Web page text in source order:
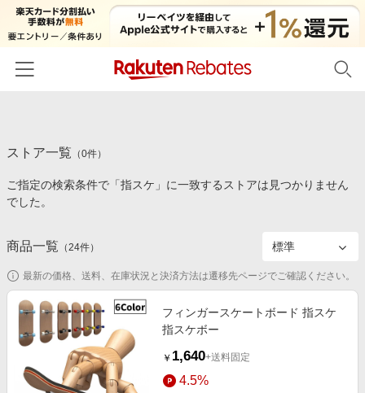
カテゴリー一覧
百貨店・総合ECモール
食品・スイーツ・お酒
コスメ・健康・医薬品
キッズ・ベビー用品
家電・PC・スマホ・カメラ
エンタメ
イベント一覧
初回購入者限定特典
対象ストア新規限定特典
新着ストアのご紹介
電子書籍特集
楽天ペイ導入ストア
楽天サービス特集
楽天IDでログイン/会員登録
ストア一覧 （0件）
ご指定の検索条件で「指スケ」に一致するストアは見つかりません
でした。
商品一覧 （24件）
最新の価格、送料、在庫状況と決済方法は遷移先ページでご確認ください。
フィンガースケートボード 指スケ
指スケボー
￥ 1,640+送料固定
4.5%